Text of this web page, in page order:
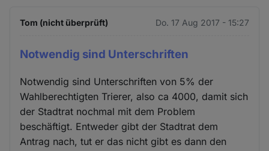
Tom (nicht überprüft) Do. 17 Aug 2017 - 15:27
Notwendig sind Unterschriften
Notwendig sind Unterschriften von 5% der
Wahlberechtigten Trierer, also ca 4000, damit sich
der Stadtrat nochmal mit dem Problem
beschäftigt. Entweder gibt der Stadtrat dem
Antrag nach, tut er das nicht gibt es dann den